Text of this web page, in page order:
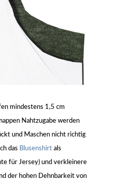
mindestens 1,5 cm
Nahtzugabe werden
und Maschen nicht richtig
das Blusenshirtals
für Jersey) und verkleinere
der hohen Dehnbarkeit von